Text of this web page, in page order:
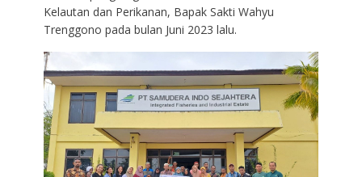
Kelautan dan Perikanan, Bapak Sakti Wahyu
Trenggono pada bulan Juni 2023 lalu.